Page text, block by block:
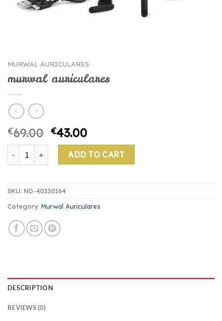
MURWAL AURICULARES
murwal auriculares
€69.00 €43.00
murwal auriculares quantity
ADD TO CART
SKU: NO-40330164
Category: Murwal Auriculares
DESCRIPTION
REVIEWS (0)